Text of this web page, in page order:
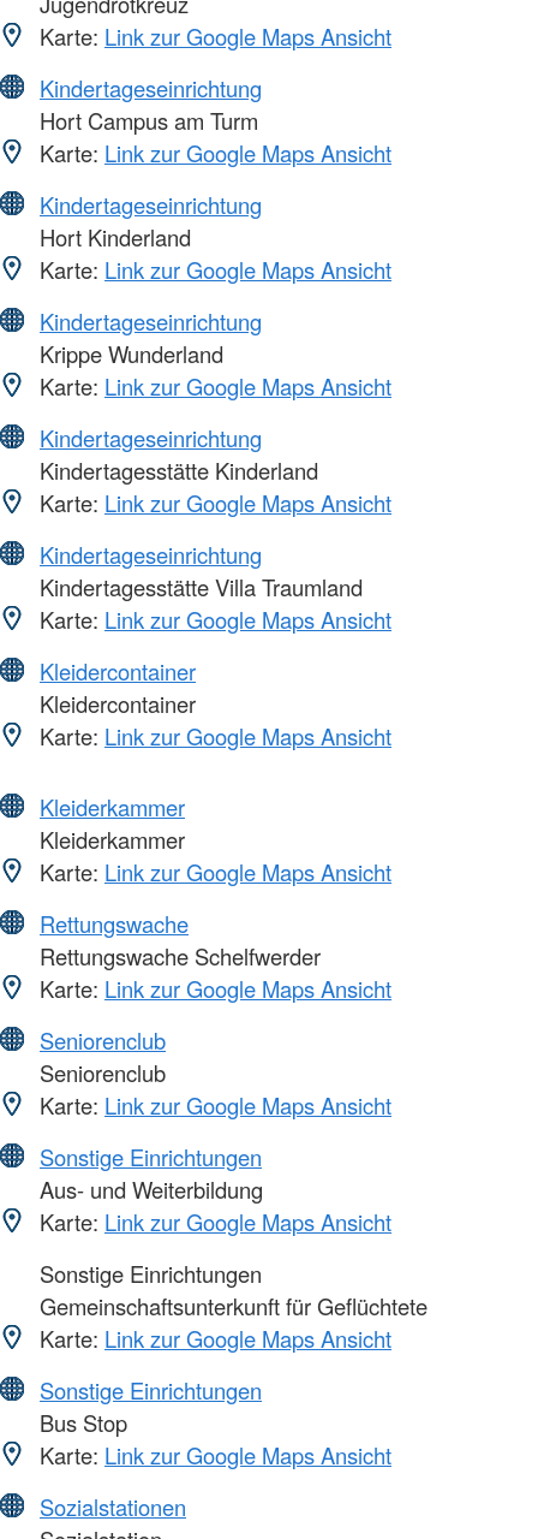
Karte: Link zur Google Maps Ansicht
Kindertageseinrichtung
Hort Campus am Turm
Karte: Link zur Google Maps Ansicht
Kindertageseinrichtung
Hort Kinderland
Karte: Link zur Google Maps Ansicht
Kindertageseinrichtung
Krippe Wunderland
Karte: Link zur Google Maps Ansicht
Kindertageseinrichtung
Kindertagesstätte Kinderland
Karte: Link zur Google Maps Ansicht
Kindertageseinrichtung
Kindertagesstätte Villa Traumland
Karte: Link zur Google Maps Ansicht
Kleidercontainer
Kleidercontainer
Karte: Link zur Google Maps Ansicht
Kleiderkammer
Kleiderkammer
Karte: Link zur Google Maps Ansicht
Rettungswache
Rettungswache Schelfwerder
Karte: Link zur Google Maps Ansicht
Seniorenclub
Seniorenclub
Karte: Link zur Google Maps Ansicht
Sonstige Einrichtungen
Aus- und Weiterbildung
Karte: Link zur Google Maps Ansicht
Sonstige Einrichtungen
Gemeinschaftsunterkunft für Geflüchtete
Karte: Link zur Google Maps Ansicht
Sonstige Einrichtungen
Bus Stop
Karte: Link zur Google Maps Ansicht
Sozialstationen